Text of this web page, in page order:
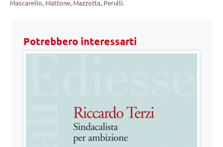
Mascarello, Mattone, Mazzotta, Perulli.
Potrebbero interessarti